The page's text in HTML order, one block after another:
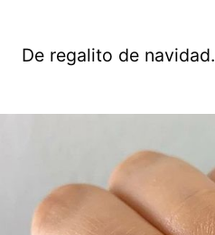
De regalito de navidad.